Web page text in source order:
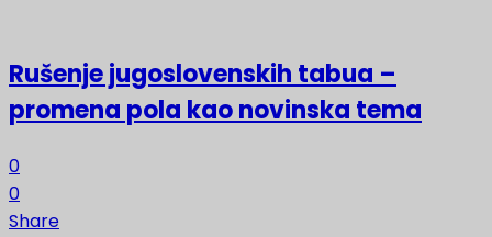
Rušenje jugoslovenskih tabua –
promena pola kao novinska tema
0
0
Share